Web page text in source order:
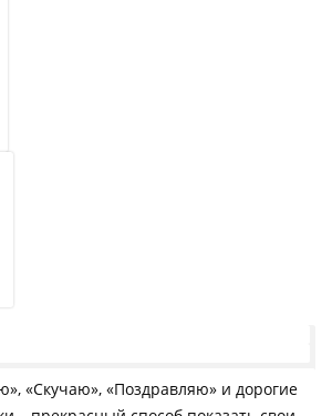
«Скучаю», «Поздравляю» и дорогие